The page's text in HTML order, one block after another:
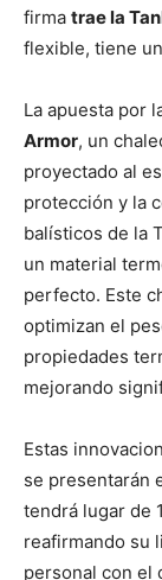
firma trae la
flexible, tiene
La apuesta por
Armor, un
proyectado al
protección y la
balísticos de la
un material
perfecto. Este
optimizan el
propiedades
mejorando
Estas
se presentarán
tendrá lugar de
reafirmando su
personal con el